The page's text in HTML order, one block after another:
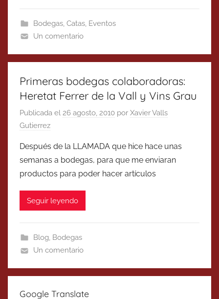
Bodegas, Catas, Eventos
Un comentario
Primeras bodegas colaboradoras:
Heretat Ferrer de la Vall y Vins Grau
Publicada el 26 agosto, 2010 por Xavier Valls
Gutierrez
Después de la LLAMADA que hice hace unas
semanas a bodegas, para que me enviaran
productos para poder hacer artículos
Seguir leyendo
Blog, Bodegas
Un comentario
Google Translate